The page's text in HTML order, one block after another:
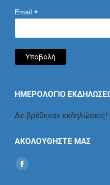
Email *
ΗΜΕΡΟΛΟΓΙΟ
Δε βρέθηκαν εκδηλώσεις!
ΑΚΟΛΟΥΘΗΣΤΕ ΜΑΣ
Find us on:
Social